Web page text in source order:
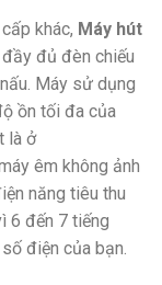
khác, Máy hút
đủ đèn chiếu
Máy sử dụng
ồn tối đa của
là ở
êm không ảnh
năng tiêu thu
6 đến 7 tiếng
điện của bạn.